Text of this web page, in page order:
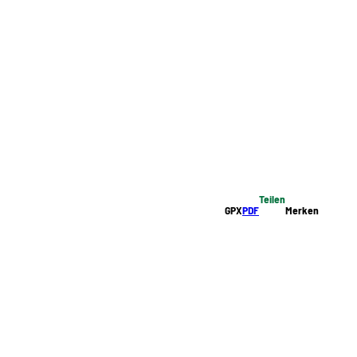
GPXPDF
Teilen
Merken